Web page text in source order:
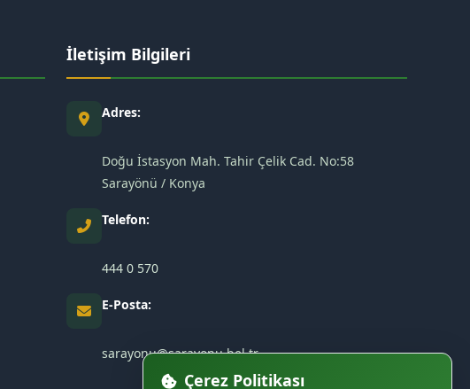
İletişim Bilgileri
Adres:
Doğu İstasyon Mah. Tahir Çelik Cad. No:58
Sarayönü / Konya
Telefon:
444 0 570
E-Posta:
sarayonu@sarayonu.bel.tr
Çerez Politikası